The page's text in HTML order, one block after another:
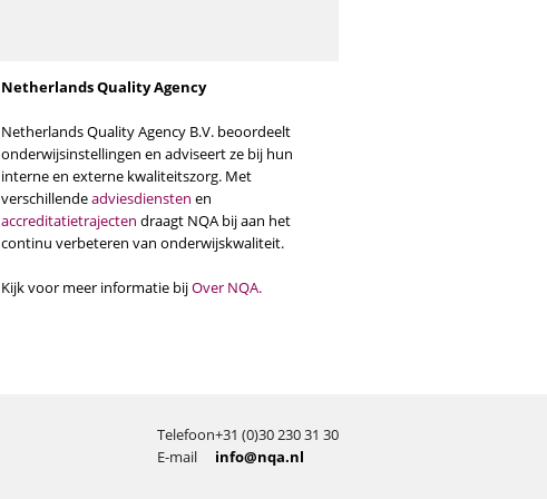
Netherlands Quality Agency
Netherlands Quality Agency B.V. beoordeelt
onderwijsinstellingen en adviseert ze bij hun
interne en externe kwaliteitszorg. Met
verschillendeadviesdiensten en
accreditatietrajecten draagt NQA bij aan het
continu verbeteren van onderwijskwaliteit.
Kijk voor meer informatie bijOver NQA.
Telefoon+31 (0)30 230 31 30
E-mail
info@nqa.nl